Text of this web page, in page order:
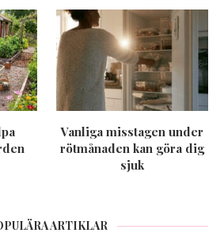
Vanliga misstagen under
rötmånaden kan göra dig
sjuk
ARTIKLAR